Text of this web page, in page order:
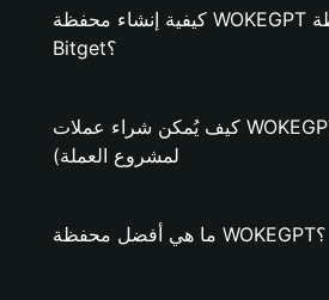
كيفية إنشاء محفظة WOKEGPT على محفظة
Bitget؟
كيف يُمكن شراء عملات WOKEGPT؟ (فقط
لمشروع العملة)
ما هي أفضل محفظة WOKEGPT؟